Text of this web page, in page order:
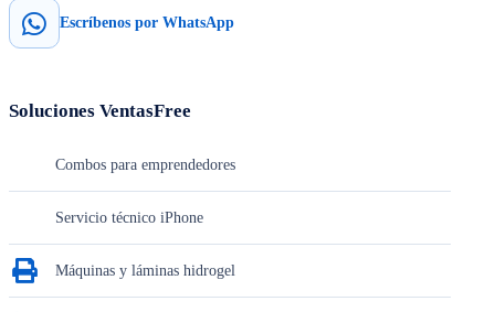
Escríbenos por WhatsApp
Soluciones VentasFree
Combos para emprendedores
Servicio técnico iPhone
Máquinas y láminas hidrogel